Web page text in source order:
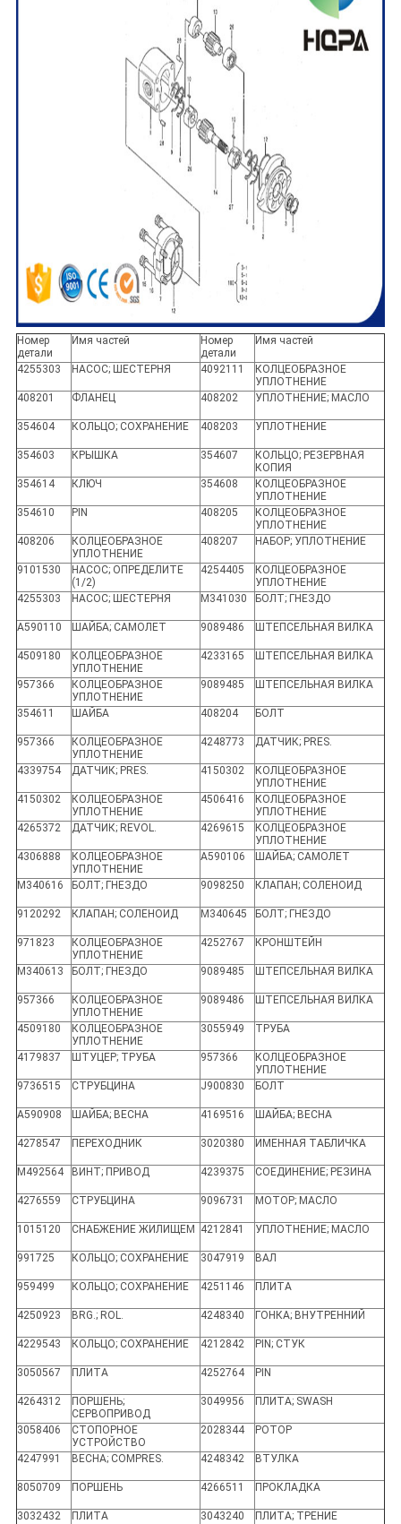
Номер
детали
Имя частей
Номер
детали
Имя частей
4255303 НАСОС; ШЕСТЕРНЯ 4092111
КОЛЦЕОБРАЗНОЕ
УПЛОТНЕНИЕ
408201
ФЛАНЕЦ 408202 УПЛОТНЕНИЕ; МАСЛО
354604 КОЛЬЦО; СОХРАНЕНИЕ 408203 УПЛОТНЕНИЕ
354603 КРЫШКА 354607
КОЛЬЦО; РЕЗЕРВНАЯ
КОПИЯ
354614
КЛЮЧ 354608
КОЛЦЕОБРАЗНОЕ
УПЛОТНЕНИЕ
354610
PIN 408205
КОЛЦЕОБРАЗНОЕ
УПЛОТНЕНИЕ
408206
КОЛЦЕОБРАЗНОЕ
УПЛОТНЕНИЕ
408207 НАБОР; УПЛОТНЕНИЕ
9101530
НАСОС; ОПРЕДЕЛИТЕ
(1/2)
4254405
КОЛЦЕОБРАЗНОЕ
УПЛОТНЕНИЕ
4255303
НАСОС; ШЕСТЕРНЯ M341030 БОЛТ; ГНЕЗДО
A590110 ШАЙБА; САМОЛЕТ 9089486 ШТЕПСЕЛЬНАЯ ВИЛКА
4509180
КОЛЦЕОБРАЗНОЕ
УПЛОТНЕНИЕ
4233165 ШТЕПСЕЛЬНАЯ ВИЛКА
957366
КОЛЦЕОБРАЗНОЕ
УПЛОТНЕНИЕ
9089485 ШТЕПСЕЛЬНАЯ ВИЛКА
354611 ШАЙБА 408204 БОЛТ
957366
КОЛЦЕОБРАЗНОЕ
УПЛОТНЕНИЕ
4248773 ДАТЧИК; PRES.
4339754 ДАТЧИК; PRES. 4150302
КОЛЦЕОБРАЗНОЕ
УПЛОТНЕНИЕ
4150302
КОЛЦЕОБРАЗНОЕ
УПЛОТНЕНИЕ
4506416
КОЛЦЕОБРАЗНОЕ
УПЛОТНЕНИЕ
4265372
ДАТЧИК; REVOL. 4269615
КОЛЦЕОБРАЗНОЕ
УПЛОТНЕНИЕ
4306888
КОЛЦЕОБРАЗНОЕ
УПЛОТНЕНИЕ
A590106 ШАЙБА; САМОЛЕТ
M340616 БОЛТ; ГНЕЗДО 9098250 КЛАПАН; СОЛЕНОИД
9120292 КЛАПАН; СОЛЕНОИД M340645 БОЛТ; ГНЕЗДО
971823
КОЛЦЕОБРАЗНОЕ
УПЛОТНЕНИЕ
4252767 КРОНШТЕЙН
M340613 БОЛТ; ГНЕЗДО 9089485 ШТЕПСЕЛЬНАЯ ВИЛКА
957366
КОЛЦЕОБРАЗНОЕ
УПЛОТНЕНИЕ
9089486 ШТЕПСЕЛЬНАЯ ВИЛКА
4509180
КОЛЦЕОБРАЗНОЕ
УПЛОТНЕНИЕ
3055949 ТРУБА
4179837 ШТУЦЕР; ТРУБА 957366
КОЛЦЕОБРАЗНОЕ
УПЛОТНЕНИЕ
9736515
СТРУБЦИНА J900830 БОЛТ
A590908 ШАЙБА; ВЕСНА 4169516 ШАЙБА; ВЕСНА
4278547 ПЕРЕХОДНИК 3020380 ИМЕННАЯ ТАБЛИЧКА
M492564 ВИНТ; ПРИВОД 4239375 СОЕДИНЕНИЕ; РЕЗИНА
4276559 СТРУБЦИНА 9096731 МОТОР; МАСЛО
1015120 СНАБЖЕНИЕ ЖИЛИЩЕМ 4212841 УПЛОТНЕНИЕ; МАСЛО
991725 КОЛЬЦО; СОХРАНЕНИЕ 3047919 ВАЛ
959499 КОЛЬЦО; СОХРАНЕНИЕ 4251146 ПЛИТА
4250923 BRG.; ROL. 4248340 ГОНКА; ВНУТРЕННИЙ
4229543 КОЛЬЦО; СОХРАНЕНИЕ 4212842 PIN; СТУК
3050567 ПЛИТА 4252764 PIN
4264312
ПОРШЕНЬ;
СЕРВОПРИВОД
3049956 ПЛИТА; SWASH
3058406
СТОПОРНОЕ
УСТРОЙСТВО
2028344 РОТОР
4247991 ВЕСНА; COMPRES. 4248342 ВТУЛКА
8050709 ПОРШЕНЬ 4266511 ПРОКЛАДКА
3032432 ПЛИТА 3043240 ПЛИТА; ТРЕНИЕ